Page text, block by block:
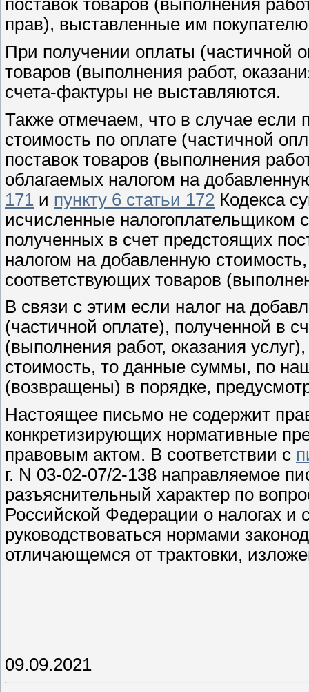
поставок товаров (выполнения
прав), выставленные им
При получении оплаты (частичной
товаров (выполнения работ,
счета-фактуры не выставляются.
Также отмечаем, что в случае если
стоимость по оплате (частичной
поставок товаров (выполнения
облагаемых налогом на
171 и пункту 6 статьи 172 Кодекса
исчисленные налогоплательщиком
полученных в счет предстоящих
налогом на добавленную
соответствующих товаров
В связи с этим если налог на
(частичной оплате), полученной в
(выполнения работ, оказания
стоимость, то данные суммы, по
(возвращены) в порядке,
Настоящее письмо не содержит
конкретизирующих нормативные
правовым актом. В соответствии с
г. N 03-02-07/2-138 направляемое
разъяснительный характер по
Российской Федерации о налогах и
руководствоваться нормами
отличающемся от трактовки,
09.09.2021